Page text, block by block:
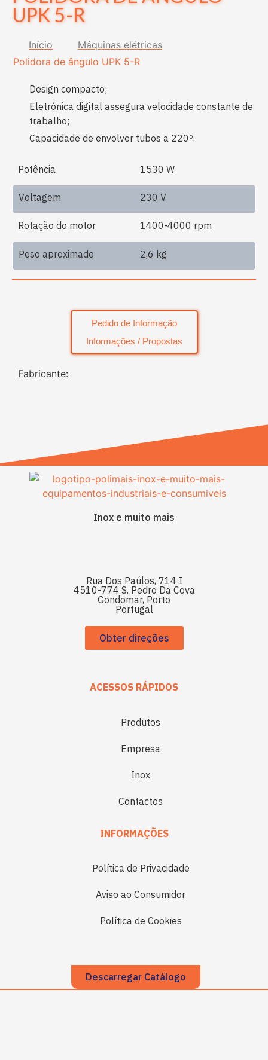
UPK 5-R
Início
Máquinas elétricas
Polidora de ângulo UPK 5-R
Design compacto;
Eletrónica digital assegura velocidade constante de
trabalho;
Capacidade de envolver tubos a 220º.
Potência 1530 W
Voltagem 230 V
Rotação do motor 1400-4000 rpm
Peso aproximado 2,6 kg
Pedido de Informação
Informações / Propostas
Fabricante:
Inox e muito mais
Rua Dos Paúlos, 714 I
4510-774 S. Pedro Da Cova
Gondomar, Porto
Portugal
Obter direções
ACESSOS RÁPIDOS
Produtos
Empresa
Inox
Contactos
INFORMAÇÕES
Política de Privacidade
Aviso ao Consumidor
Política de Cookies
Descarregar Catálogo